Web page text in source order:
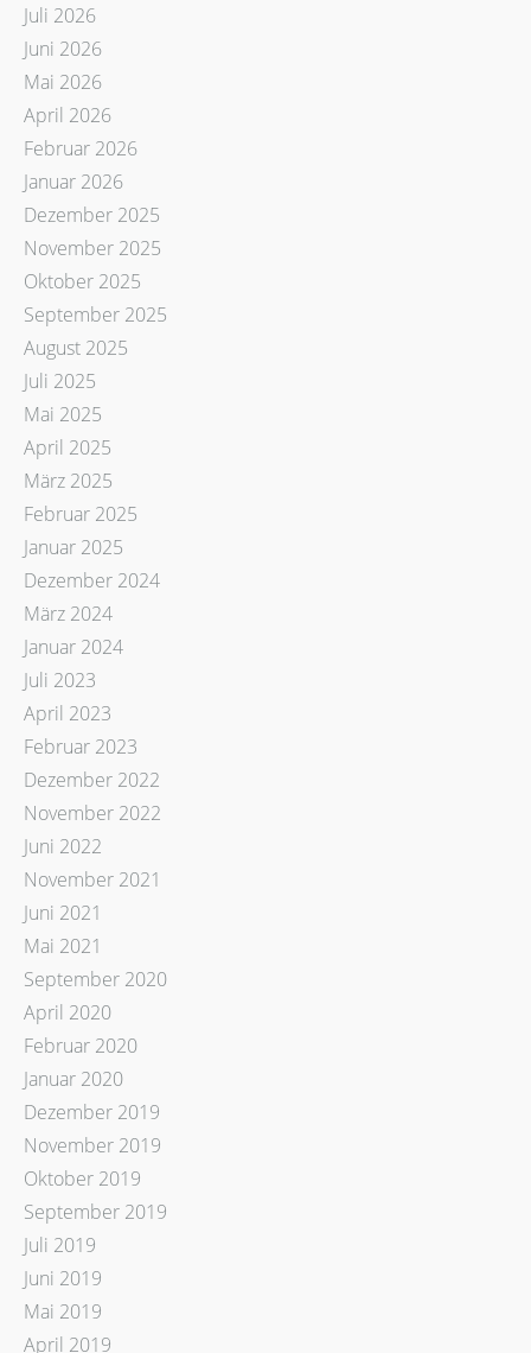
Juli 2026
Juni 2026
Mai 2026
April 2026
Februar 2026
Januar 2026
Dezember 2025
November 2025
Oktober 2025
September 2025
August 2025
Juli 2025
Mai 2025
April 2025
März 2025
Februar 2025
Januar 2025
Dezember 2024
März 2024
Januar 2024
Juli 2023
April 2023
Februar 2023
Dezember 2022
November 2022
Juni 2022
November 2021
Juni 2021
Mai 2021
September 2020
April 2020
Februar 2020
Januar 2020
Dezember 2019
November 2019
Oktober 2019
September 2019
Juli 2019
Juni 2019
Mai 2019
April 2019